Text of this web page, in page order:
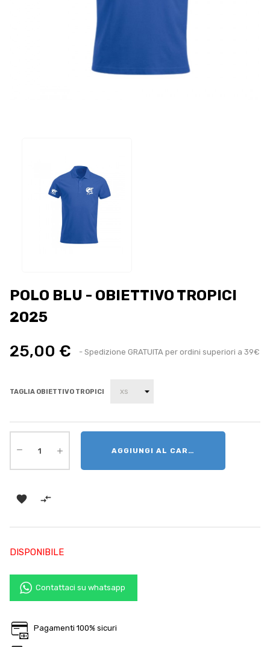
POLO BLU - OBIETTIVO TROPICI
2025
25,00 € - Spedizione GRATUITA per ordini superiori a 39€
TAGLIA OBIETTIVO TROPICI
AGGIUNGI AL CARRELLO
 
DISPONIBILE
Contattaci su whatsapp
Pagamenti 100% sicuri